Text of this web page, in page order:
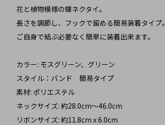
花と植物模様の蝶ネクタイ。
長さを調節し、フックで留める簡易装着タイプ。
ご自身で結ぶ必要なく簡単に装着出来ます。
カラー: モスグリーン、グリーン
スタイル：バンド 簡易タイプ
素材: ポリエステル
ネックサイズ: 約28.0cm～46.0cm
リボンサイズ: 約11.8cm x 6.0cm